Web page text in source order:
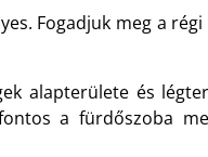
Fogadjuk meg a
alapterülete és
a fürdőszoba